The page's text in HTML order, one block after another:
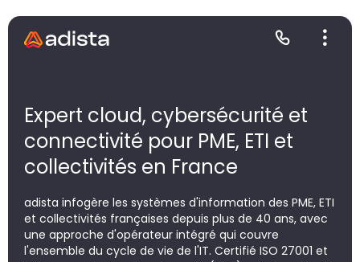
Expert cloud, cybersécurité et
connectivité pour PME, ETI et
collectivités en France
adista infogère les systèmes d'information des PME, ETI
et collectivités françaises depuis plus de 40 ans, avec
une approche d'opérateur intégré qui couvre
l'ensemble du cycle de vie de l'IT. Certifié ISO 27001 et